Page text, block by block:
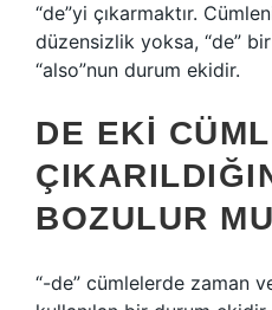
“de”yi çıkarmaktır.
düzensizlik yoksa, “de”
“also”nun durum ekidir.
DE EKI
BOZULUR
“-de” cümlelerde zaman